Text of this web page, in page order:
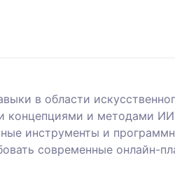
в области
концепциями и методами
инструменты и
современные онлайн-